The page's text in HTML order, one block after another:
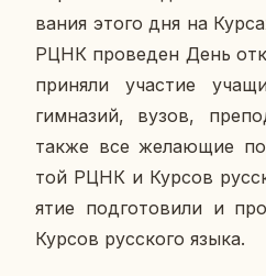
ва­ния этого дня на
РЦНК про­ве­ден День
при­ня­ли уча­стие
гим­на­зий, вузов,
также все же­ла­ю­щие
той РЦНК и Курсов
я­тие под­го­то­ви­ли и
Курсов рус­ско­го языка.